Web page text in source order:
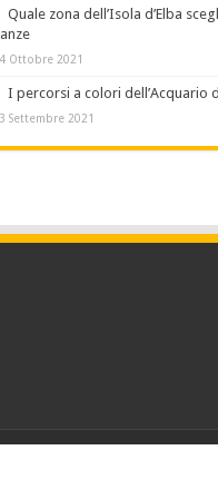
Quale zona dell’Isola d’Elba
Ottobre 2021
I percorsi a colori dell’Acquario
Settembre 2021